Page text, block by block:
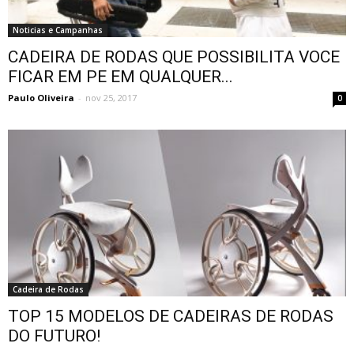
Noticias e Campanhas
CADEIRA DE RODAS QUE POSSIBILITA VOCE
FICAR EM PE EM QUALQUER...
Paulo Oliveira - nov 25, 2017 0
Cadeira de Rodas
TOP 15 MODELOS DE CADEIRAS DE RODAS
DO FUTURO!